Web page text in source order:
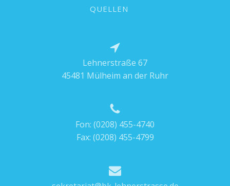
QUELLEN
Lehnerstraße 67
45481 Mülheim an der Ruhr
Fon: (0208) 455-4740
Fax: (0208) 455-4799